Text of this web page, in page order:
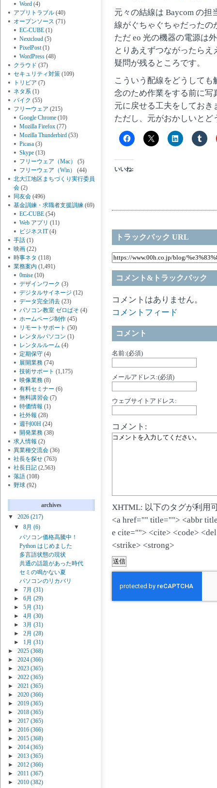
Word (4)
アプリトラブル (40)
オープンソース (71)
EC-CUBE (1)
Nextcloud (5)
PixelPost(1)
WordPress (48)
クラウド (37)
セキュリティ対策 (109)
トリビア (7)
ネタ系 (1)
バイク (55)
フリーウェア (215)
Google Chrome (10)
Mozilla Firefox (77)
Mozilla Thunderbird (53)
Picasa (3)
Skype (13)
フリーウェア（Mac）
(5)
フリーウェア（Win）
(44)
北大江地区まちづくり実行委員
会 (2)
同友会 (496)
基金訓練・求職者支援訓練 (69)
EC-CUBE (54)
Web アプリ (11)
ビジネスIT(4)
手話 (1)
映画 (22)
時事ネタ (118)
業務案内 (1,491)
0mise (10)
デザインワーク (3)
デジタルサイネージ (12)
データ完全消去 (23)
パソコン教室 ゼロぱそ (4)
ホームページ制作 (45)
リモートサポート (50)
レンタルパソコン (1)
レンタルルーム (4)
定期保守 (4)
展開業務 (74)
技術サポート (1,175)
映像業務 (8)
有料セミナー (6)
無料講習会 (7)
特価情報 (1)
社外報 (28)
週刊00H (24)
開発業務 (38)
求人情報 (2)
異業種交流会 (36)
社長を探せ (763)
社長日記 (2,563)
落語 (108)
野球 (92)
archives
▼
2026 (217)
▼
8月 (6)
パソコン価格高騰中！
Python はじめました
多言語状態の現状
共通の話題があった時代
セミの鳴かない夏
パソコンのリカバリ
►
7月 (31)
►
6月 (29)
►
5月 (31)
►
4月 (30)
►
3月 (31)
►
2月 (28)
►
1月 (31)
►
2025 (368)
►
2024 (366)
►
2023 (365)
►
2022 (365)
►
2021 (365)
►
2020 (366)
►
2019 (365)
►
2018 (365)
►
2017 (365)
►
2016 (366)
►
2015 (368)
►
2014 (365)
►
2013 (365)
►
2012 (366)
►
2011 (367)
►
2010 (382)
元々の結線は Baycom の
線がぐちゃぐちゃだった
ただ eo 光の機器の電源は
とりあえずつながったら
疑問が残るところです。
こういう配線をどうしても
念のため作業をする前に
元に戻せる工夫をしておき
ただし、元がおかしいと
いいね:
トラックバック URL
コメント&トラックバック
コメントはありません。
コメントフィード
コメント
名前:(必須)
メールアドレス:(必須)
ウェブサイトアドレス:
コメント:
XHTML: 以下のタグが利用
<a href="" title=""> <abbr
e cite=""> <cite> <code>
<strike> <strong>